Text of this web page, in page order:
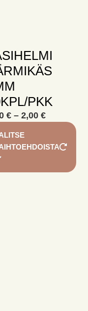
PKK
€ – 2,00 €
2,00 €